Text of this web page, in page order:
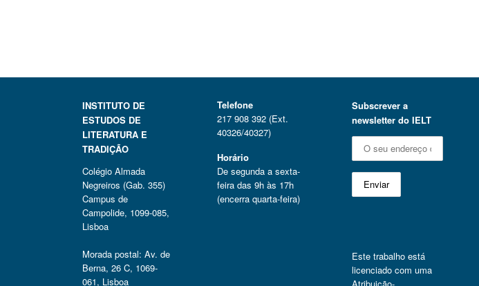
INSTITUTO DE
ESTUDOS DE
LITERATURA E
TRADIÇÃO
Colégio Almada
Negreiros (Gab. 355)
Campus de
Campolide, 1099-085,
Lisboa
Morada postal: Av. de
Berna, 26 C, 1069-
061, Lisboa
Telefone
217 908 392 (Ext.
40326/40327)
Horário
De segunda a sexta-
feira das 9h às 17h
(encerra quarta-feira)
Subscrever a
newsletter do IELT
Este trabalho está
licenciado com uma